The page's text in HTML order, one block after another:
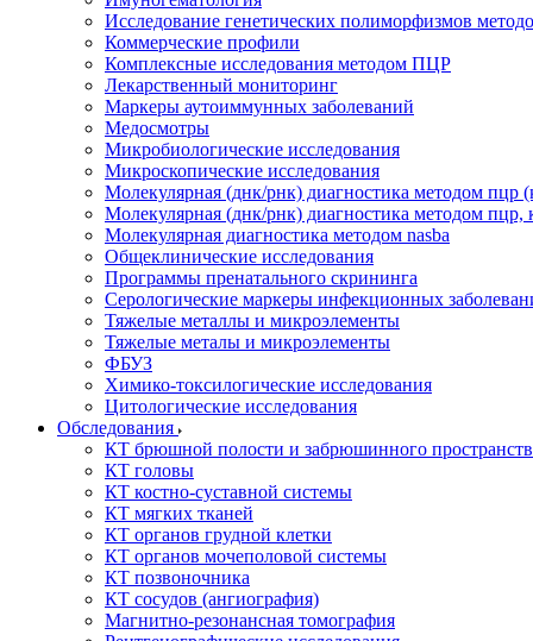
Исследование генетических полиморфизмов
Коммерческие профили
Комплексные исследования методом ПЦР
Лекарственный мониторинг
Маркеры аутоиммунных заболеваний
Медосмотры
Микробиологические исследования
Микроскопические исследования
Молекулярная (днк/рнк) диагностика методом пцр
Молекулярная (днк/рнк) диагностика методом пцр,
Молекулярная диагностика методом nasba
Общеклинические исследования
Программы пренатального скрининга
Серологические маркеры инфекционных
Тяжелые металлы и микроэлементы
Тяжелые металы и микроэлементы
ФБУЗ
Химико-токсилогические исследования
Цитологические исследования
Обследования
КТ брюшной полости и забрюшинного
КТ головы
КТ костно-суставной системы
КТ мягких тканей
КТ органов грудной клетки
КТ органов мочеполовой системы
КТ позвоночника
КТ сосудов (ангиография)
Магнитно-резонансная томография